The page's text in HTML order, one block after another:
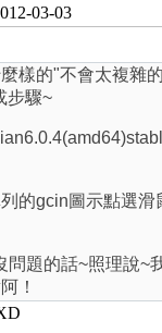
03-03
樣的"不會太複雜
步驟~
的gcin圖示點選滑
問題的話~照理說~
！